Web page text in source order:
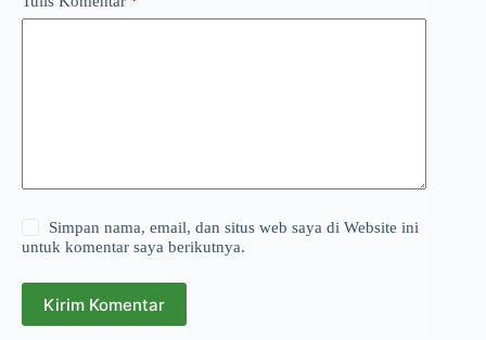
Simpan nama, email, dan situs web saya di Website ini
untuk komentar saya berikutnya.
Kirim Komentar